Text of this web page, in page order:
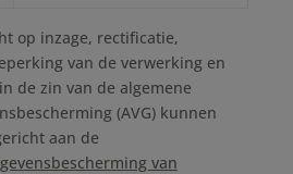
op inzage, rectificatie,
van de verwerking en
de zin van de algemene
(AVG) kunnen
aan de
van